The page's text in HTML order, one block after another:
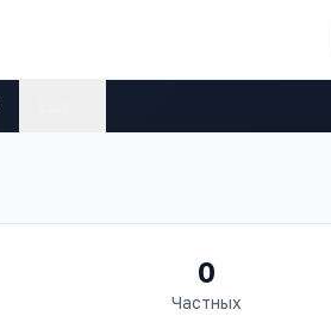
0
Частных